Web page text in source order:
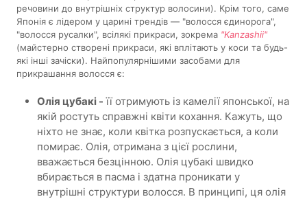
речовини до внутрішніх структур волосини). Крім того, саме
Японія є лідером у царині трендів — "волосся єдинорога",
"волосся русалки", всілякі прикраси, зокрема "Kanzashii"
(майстерно створені прикраси, які вплітають у коси та будь-
які інші зачіски). Найпопулярнішими засобами для
прикрашання волосся є:
Олія цубакі - її отримують із камелії японської, на
якій ростуть справжні квіти кохання. Кажуть, що
ніхто не знає, коли квітка розпускається, а коли
помирає. Олія, отримана з цієї рослини,
вважається безцінною. Олія цубакі швидко
вбирається в пасма і здатна проникати у
внутрішні структури волосся. В принципі, ця олія